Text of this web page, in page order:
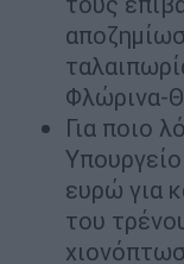
Φλώρινα-
Για ποιο
ευρώ για
του